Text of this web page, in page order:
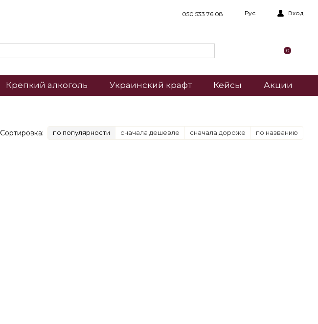
050 533 76 08 Рус Вход
0
Крепкий алкоголь Украинский крафт Кейсы Акции
Сортировка: по популярности сначала дешевле сначала дороже по названию